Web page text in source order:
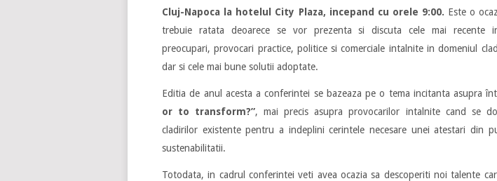
Cluj-Napoca la hotelul City Plaza, incepand cu orele 9:00. Este o
trebuie ratata deoarece se vor prezenta si discuta cele mai recente
preocupari, provocari practice, politice si comerciale intalnite in domeniul
dar si cele mai bune solutii adoptate.
Editia de anul acesta a conferintei se bazeaza pe o tema incitanta asupra
or to transform?”, mai precis asupra provocarilor intalnite cand se
cladirilor existente pentru a indeplini cerintele necesare unei atestari din
sustenabilitatii.
Totodata, in cadrul conferintei veti avea ocazia sa descoperiti noi talente